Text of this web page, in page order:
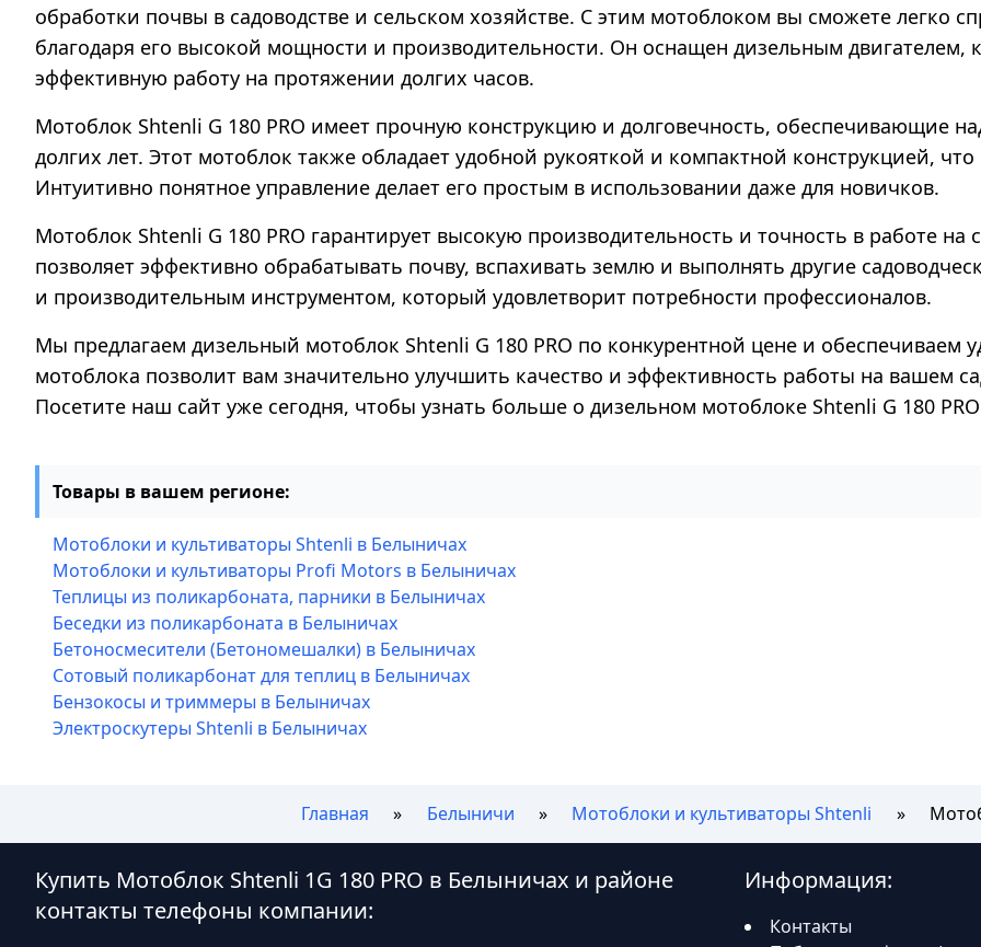
обработки почвы в садоводстве и сельском хозяйстве. С этим мотоблоком вы сможете легко
благодаря его высокой мощности и производительности. Он оснащен дизельным
эффективную работу на протяжении долгих часов.
Мотоблок Shtenli G 180 PRO имеет прочную конструкцию и долговечность, обеспечивающие
долгих лет. Этот мотоблок также обладает удобной рукояткой и компактной конструкцией,
Интуитивно понятное управление делает его простым в использовании даже для новичков.
Мотоблок Shtenli G 180 PRO гарантирует высокую производительность и точность в работе
позволяет эффективно обрабатывать почву, вспахивать землю и выполнять другие
и производительным инструментом, который удовлетворит потребности профессионалов.
Мы предлагаем дизельный мотоблок Shtenli G 180 PRO по конкурентной цене и обеспечиваем
мотоблока позволит вам значительно улучшить качество и эффективность работы на вашем
Посетите наш сайт уже сегодня, чтобы узнать больше о дизельном мотоблоке Shtenli G 180 PRO
Товары в вашем регионе:
Мотоблоки и культиваторы Shtenli в Белыничах
Мотоблоки и культиваторы Profi Motors в Белыничах
Теплицы из поликарбоната, парники в Белыничах
Беседки из поликарбоната в Белыничах
Бетоносмесители (Бетономешалки) в Белыничах
Сотовый поликарбонат для теплиц в Белыничах
Бензокосы и триммеры в Белыничах
Электроскутеры Shtenli в Белыничах
Главная Белыничи Мотоблоки и культиваторы Shtenli
Купить Мотоблок Shtenli 1G 180 PRO в Белыничах и районе
контакты телефоны компании:
Информация:
Контакты